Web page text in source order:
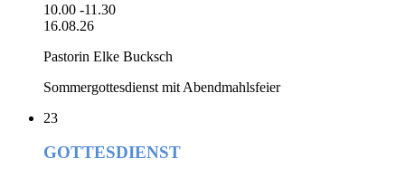
10.00 -11.30
16.08.26
Pastorin Elke Bucksch
Sommergottesdienst mit Abendmahlsfeier
23
GOTTESDIENST